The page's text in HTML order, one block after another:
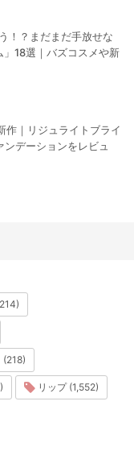
！？まだまだ手放せな
18選｜バズコスメや新
作｜リジュライトブライ
ンデーションをレビュ
リップ (1,552)